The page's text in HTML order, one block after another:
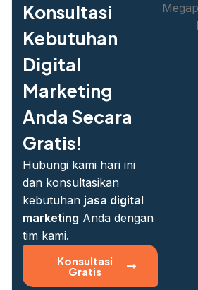
Konsultasi
Kebutuhan
Digital
Marketing
Anda Secara
Gratis!
Hubungi kami hari ini
dan konsultasikan
kebutuhan jasa digital
marketing Anda dengan
tim kami.
Konsultasi
Gratis